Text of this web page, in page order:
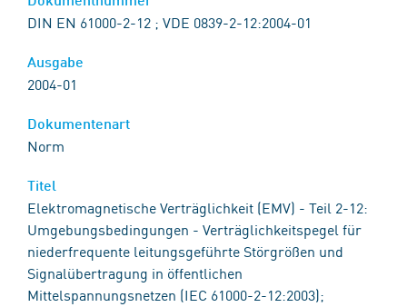
DIN EN 61000-2-12 ; VDE 0839-2-12:2004-01
2004-01
Norm
Elektromagnetische Verträglichkeit (EMV) - Teil 2-12:
Umgebungsbedingungen - Verträglichkeitspegel für
niederfrequente leitungsgeführte Störgrößen und
Signalübertragung in öffentlichen
Mittelspannungsnetzen (IEC 61000-2-12:2003);